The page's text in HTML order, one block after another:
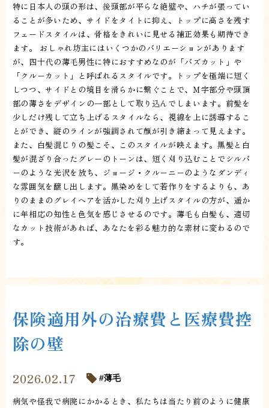
特に日本人の頭の形は、後頭部が平らな絶壁や、ハチが張ってい
ることが多いため、サイドをタイトに抑え、トップに高さを残す
フェードスタイルは、骨格をきれいに見せる補正効果も期待でき
ます。 おしゃれ坊主にはいくつかのバリエーションがあります
が、四十代の薄毛男性に特におすすめなのが「バズカット」や
「クルーカット」と呼ばれるスタイルです。トップを極端に短く
しつつ、サイドとの境目を滑らかに繋ぐことで、Ｍ字部分や頭頂
部の薄さをデザインの一部として取り込んでしまいます。前髪を
少しだけ残して立ち上げるスタイルなら、視線を上に誘導するこ
とができ、縦のラインが強調されて顔が引き締まって見えます。
また、白髪混じりの髪こそ、このスタイルが映えます。黒髪と白
髪が混ざり合ったグレーのトーンは、短く刈り込むことでシルバ
ーのような光沢を放ち、ジョージ・クルーニーのようなダンディ
な雰囲気を醸し出します。黒染めをして若作りをするよりも、あ
りのままのグレイヘアを活かした刈り上げスタイルの方が、遥か
に年相応の知性と色気を感じさせるのです。薄毛も白髪も、適切
なカット技術があれば、あなたを彩る魅力的な素材に変わるので
す。
保険適用外の治療費と医療費控
除の壁
2026.02.17 薄毛
病気や怪我で病院にかかるとき、私たちは当たり前のように健康